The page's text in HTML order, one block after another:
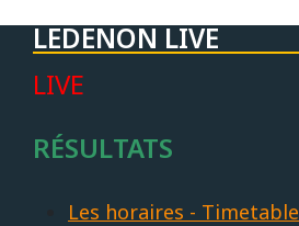
LEDENON LIVE
LIVE
RÉSULTATS
Les horaires - Timetable